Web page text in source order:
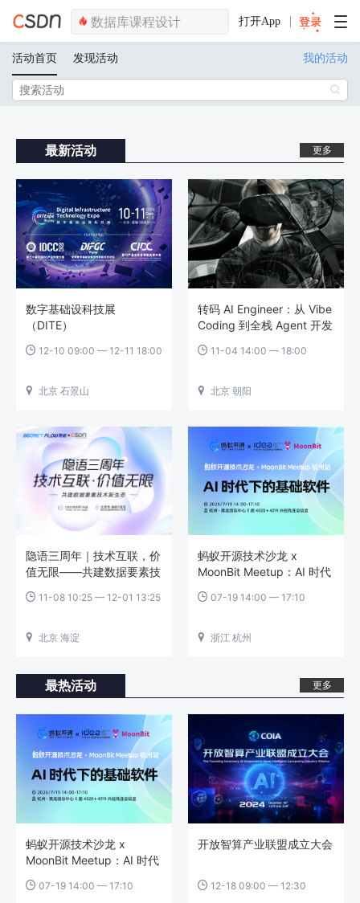
打开App
活动首页 发现活动 我的活动

最新活动 更多
数字基础设科技展
（DITE）
 12-10 09:00 — 12-11 18:00
 北京 石景山
转码 AI Engineer：从 Vibe
Coding 到全栈 Agent 开发
 11-04 14:00 — 18:00
 北京 朝阳
隐语三周年｜技术互联，价
值无限——共建数据要素技
术新生态
 11-08 10:25 — 12-01 13:25
 北京 海淀
蚂蚁开源技术沙龙 x
MoonBit Meetup：AI 时代
下的基础软件
 07-19 14:00 — 17:10
 浙江 杭州
最热活动 更多
蚂蚁开源技术沙龙 x
MoonBit Meetup：AI 时代
 07-19 14:00 — 17:10
开放智算产业联盟成立大会
 12-18 09:00 — 12:30